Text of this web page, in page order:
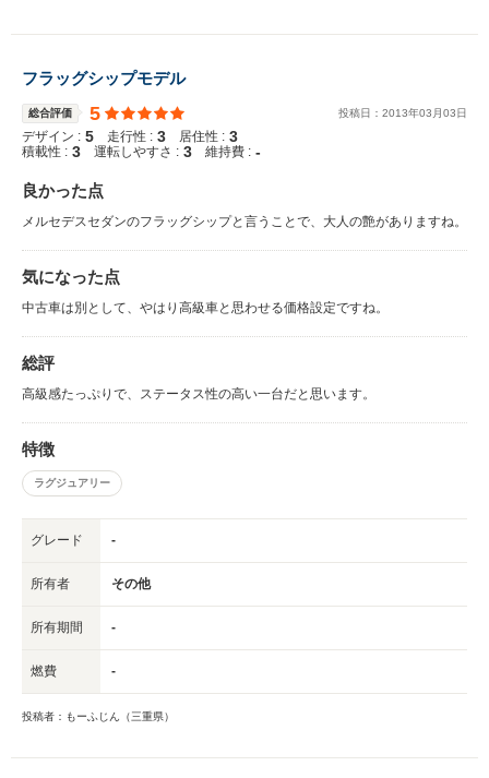
フラッグシップモデル
総合評価 5 投稿日： 2013年03 月03日
デザイン : 5 走行性 : 3 居住性 : 3
積載性 : 3 運転しやすさ : 3 維持費 : -
良かった点
メルセデスセダンのフラッグシップと言うことで、大人の艶がありますね。
気になった点
中古車は別として、やはり高級車と思わせる価格設定ですね。
総評
高級感たっぷりで、ステータス性の高い一台だと思います。
特徴
ラグジュアリー
グレード -
所有者 その他
所有期間 -
燃費 -
投稿者：もーふじん（三重県）